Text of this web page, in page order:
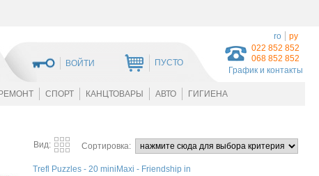
022 852 852
068 852 852
График и контакты
ВОЙТИ ПУСТО
ro ру
СПОРТ КАНЦТОВАРЫ АВТО ГИГИЕНА
Вид: Сортировка:
Trefl Puzzles - 20 miniMaxi - Friendship in